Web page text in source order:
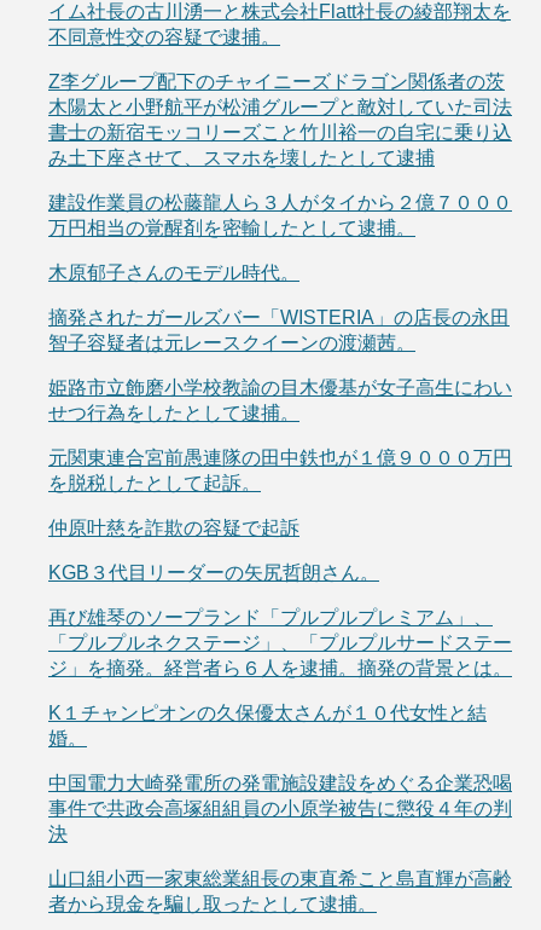
イム社長の古川湧一と株式会社Flatt社長の綾部翔太を
不同意性交の容疑で逮捕。
Z李グループ配下のチャイニーズドラゴン関係者の茨
木陽太と小野航平が松浦グループと敵対していた司法
書士の新宿モッコリーズこと竹川裕一の自宅に乗り込
み土下座させて、スマホを壊したとして逮捕
建設作業員の松藤龍人ら３人がタイから２億７０００
万円相当の覚醒剤を密輸したとして逮捕。
木原郁子さんのモデル時代。
摘発されたガールズバー「WISTERIA」の店長の永田
智子容疑者は元レースクイーンの渡瀬茜。
姫路市立飾磨小学校教諭の目木優基が女子高生にわい
せつ行為をしたとして逮捕。
元関東連合宮前愚連隊の田中鉄也が１億９０００万円
を脱税したとして起訴。
仲原叶慈を詐欺の容疑で起訴
KGB３代目リーダーの矢尻哲朗さん。
再び雄琴のソープランド「プルプルプレミアム」、
「プルプルネクステージ」、「プルプルサードステー
ジ」を摘発。経営者ら６人を逮捕。摘発の背景とは。
K１チャンピオンの久保優太さんが１０代女性と結
婚。
中国電力大崎発電所の発電施設建設をめぐる企業恐喝
事件で共政会高塚組組員の小原学被告に懲役４年の判
決
山口組小西一家東総業組長の東直希こと島直輝が高齢
者から現金を騙し取ったとして逮捕。